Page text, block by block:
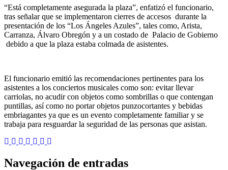
“Está completamente asegurada la plaza”, enfatizó el funcionario,
tras señalar que se implementaron cierres de accesos durante la
presentación de los “Los Ángeles Azules”, tales como, Arista,
Carranza, Álvaro Obregón y a un costado de Palacio de Gobierno
debido a que la plaza estaba colmada de asistentes.
El funcionario emitió las recomendaciones pertinentes para los
asistentes a los conciertos musicales como son: evitar llevar
carriolas, no acudir con objetos como sombrillas o que contengan
puntillas, así como no portar objetos punzocortantes y bebidas
embriagantes ya que es un evento completamente familiar y se
trabaja para resguardar la seguridad de las personas que asistan.
Navegación de entradas